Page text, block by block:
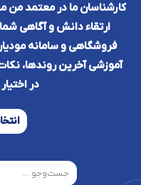
کارشناسان ما در معتمد من
ارتقاء دانش و آگاهی
فروشگاهی و سامانه
آموزشی آخرین روند‌ها،
در